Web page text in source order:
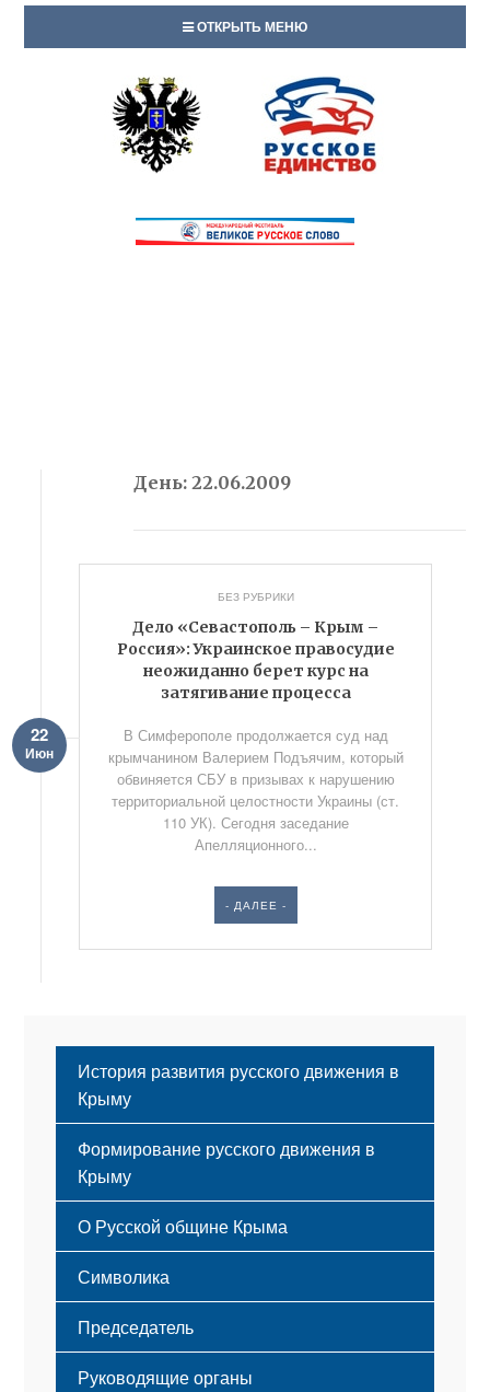
ОТКРЫТЬ МЕНЮ
День:22.06.2009
БЕЗ РУБРИКИ
Дело «Севастополь – Крым –
Россия»: Украинское правосудие
неожиданно берет курс на
затягивание процесса
22
Июн
В Симферополе продолжается суд над
крымчанином Валерием Подъячим, который
обвиняется СБУ в призывах к нарушению
территориальной целостности Украины (ст.
110 УК). Сегодня заседание
Апелляционного...
- ДАЛЕЕ -
История развития русского движения в
Крыму
Формирование русского движения в
Крыму
Русский Крым
О Русской общине Крыма
Этапы становления
Принципы деятельности
Структура
Мероприятия
Символика
Флаг
Герб
Гимн
Председатель
Руководящие органы